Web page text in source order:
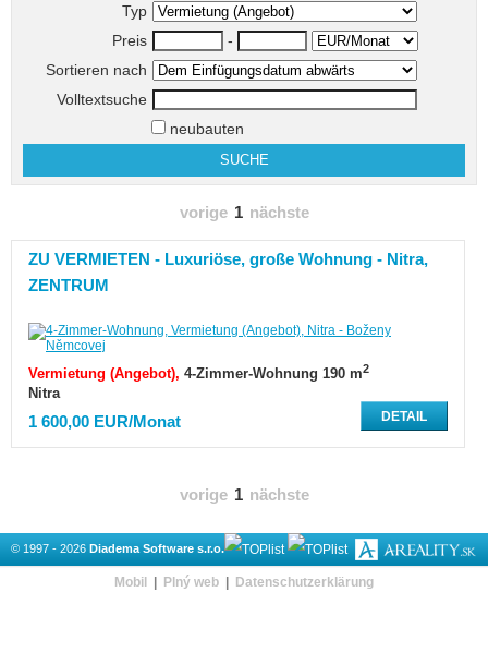
Typ
Preis
-
Sortieren nach
Volltextsuche
neubauten
vorige 1 nächste
ZU VERMIETEN - Luxuriöse, große Wohnung - Nitra,
ZENTRUM
Vermietung (Angebot) 4-Zimmer-Wohnung 190 m2
Nitra
DETAIL
1 600,00 EUR/Monat
vorige 1 nächste
© 1997 - 2026 Diadema Software s.r.o.
Mobil | Plný web | Datenschutzerklärung